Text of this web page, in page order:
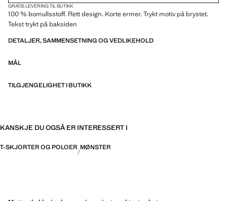
GRATIS LEVERING TIL BUTIKK
100 % bomullsstoff. Rett design. Korte ermer. Trykt motiv på brystet.
Tekst trykt på baksiden
DETALJER, SAMMENSETNING OG VEDLIKEHOLD
MÅL
TILGJENGELIGHET I BUTIKK
KANSKJE DU OGSÅ ER INTERESSERT I
T-SKJORTER OG POLOER MØNSTER